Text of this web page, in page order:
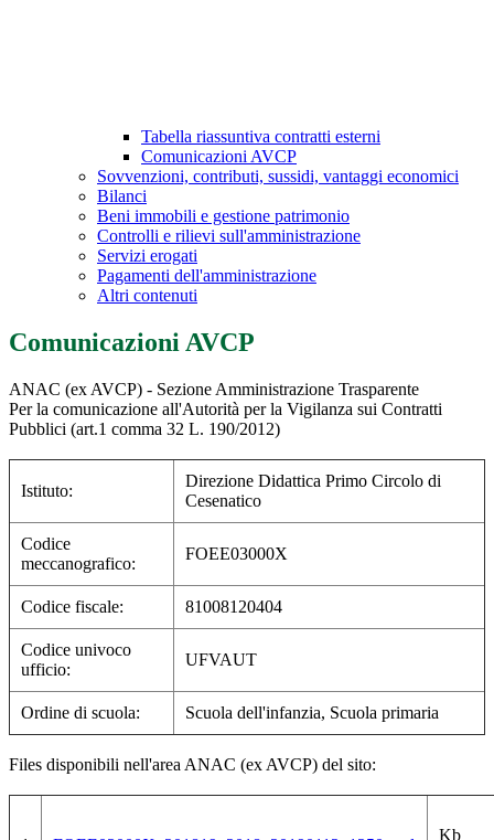
Tabella riassuntiva contratti esterni
Comunicazioni AVCP
Sovvenzioni, contributi, sussidi, vantaggi economici
Bilanci
Beni immobili e gestione patrimonio
Controlli e rilievi sull'amministrazione
Servizi erogati
Pagamenti dell'amministrazione
Altri contenuti
Comunicazioni AVCP
ANAC (ex AVCP) - Sezione Amministrazione Trasparente
Per la comunicazione all'Autorità per la Vigilanza sui Contratti
Pubblici (art.1 comma 32 L. 190/2012)
Istituto:
Direzione Didattica Primo Circolo di
Cesenatico
Codice
meccanografico:
FOEE03000X
Codice fiscale: 81008120404
Codice univoco
ufficio:
UFVAUT
Ordine di scuola: Scuola dell'infanzia, Scuola primaria
Files disponibili nell'area ANAC (ex AVCP) del sito:
Kb